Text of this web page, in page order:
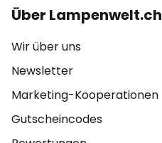
Über Lampenwelt.ch
Wir über uns
Newsletter
Marketing-Kooperationen
Gutscheincodes